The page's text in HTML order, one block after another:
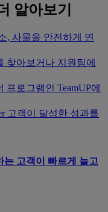
알아보기
, 사물을 안전하게 연
찾아보거나 지원팀에
프로그램인 TeamUP에
고객이 달성한 성과를
고객이 빠르게 늘고